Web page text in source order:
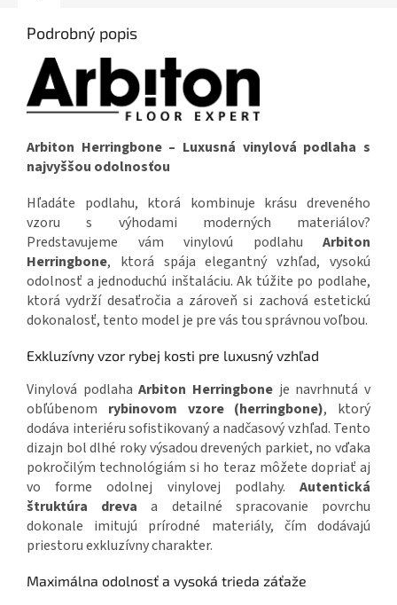
Podrobný popis
Arbiton Herringbone – Luxusná vinylová podlaha s
najvyššou odolnosťou
Hľadáte podlahu, ktorá kombinuje krásu dreveného
vzoru s výhodami moderných materiálov?
Predstavujeme vám vinylovú podlahu Arbiton
Herringbone, ktorá spája elegantný vzhľad, vysokú
odolnosť a jednoduchú inštaláciu. Ak túžite po podlahe,
ktorá vydrží desaťročia a zároveň si zachová estetickú
dokonalosť, tento model je pre vás tou správnou voľbou.
Exkluzívny vzor rybej kosti pre luxusný vzhľad
Vinylová podlahaArbiton Herringbone je navrhnutá v
obľúbenom rybinovom vzore (herringbone), ktorý
dodáva interiéru sofistikovaný a nadčasový vzhľad. Tento
dizajn bol dlhé roky výsadou drevených parkiet, no vďaka
pokročilým technológiám si ho teraz môžete dopriať aj
vo forme odolnej vinylovej podlahy. Autentická
štruktúra dreva a detailné spracovanie povrchu
dokonale imitujú prírodné materiály, čím dodávajú
priestoru exkluzívny charakter.
Maximálna odolnosť a vysoká trieda záťaže